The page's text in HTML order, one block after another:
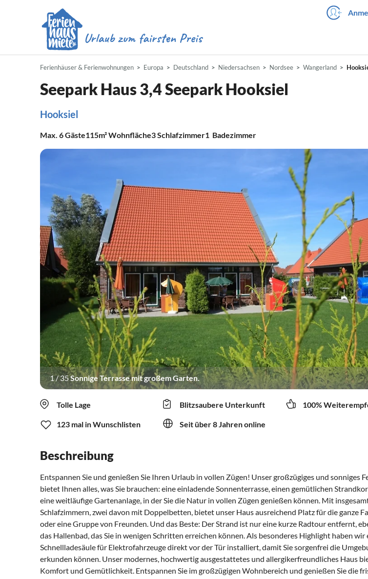
Ferienhäuser & Ferienwohnungen Europa Deutschland Niedersachsen Nordsee Wangerland
Seepark Haus 3,4 Seepark Hooksiel
Hooksiel
Max. 6Gäste115m²Wohnfläche3Schlafzimmer1 Badezimmer
1/35Sonnige Terrasse mit großem Garten.
Tolle Lage Blitzsaubere Unterkunft 100%
123 mal in Wunschlisten Seit über 8 Jahren online
Beschreibung
Entspannen Sie und genießen Sie Ihren Urlaub in vollen Zügen! Unser großzügiges und sonniges
bietet Ihnen alles, was Sie brauchen: eine einladende Sonnenterrasse, einen gemütlichen
eine weitläufige Gartenanlage, in der Sie die Natur in vollen Zügen genießen können. Mit
Schlafzimmern, zwei davon mit Doppelbetten, bietet unser Haus ausreichend Platz für die ganze
oder eine Gruppe von Freunden. Und das Beste: Der Strand ist nur eine kurze Radtour entfernt,
das Hallenbad, das Sie in wenigen Schritten erreichen können. Als besonderes Highlight haben wir
Schnellladesäule für Elektrofahrzeuge direkt vor der Tür installiert, damit Sie sorgenfrei die
erkunden können. Unser modernes, hochwertig ausgestattetes und allergikerfreundliches Haus
Komfort und Gemütlichkeit. Entspannen Sie im großzügigen Wohnbereich und genießen Sie die